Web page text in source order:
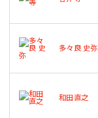
多々良 史弥
和田直之